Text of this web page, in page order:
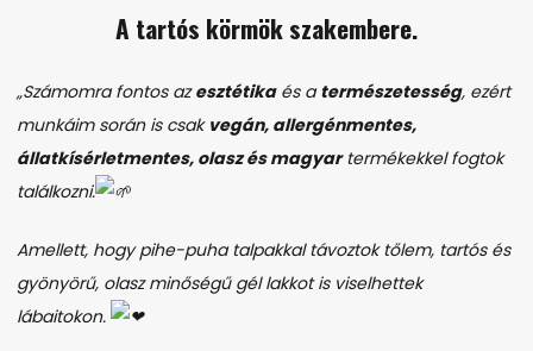
A tartós körmök szakembere.
„Számomra fontos azesztétikaés atermészetesség, ezért
munkáim során is csak vegán, allergénmentes,
állatkísérletmentes, olasz és magyartermékekkel fogtok
találkozni.
Amellett, hogy pihe-puha talpakkal távoztok tőlem, tartós és
gyönyörű, olasz minőségű gél lakkot is viselhettek
lábaitokon.